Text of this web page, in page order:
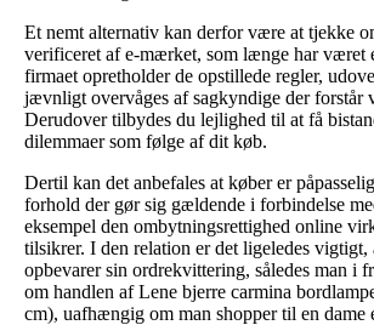
Et nemt alternativ kan derfor være at tjekke
verificeret af e-mærket, som længe har været
firmaet opretholder de opstillede regler,
jævnligt overvåges af sagkyndige der forstår
Derudover tilbydes du lejlighed til at få
dilemmaer som følge af dit køb.
Dertil kan det anbefales at køber er
forhold der gør sig gældende i forbindelse
eksempel den ombytningsrettighed online
tilsikrer. I den relation er det ligeledes vigtigt,
opbevarer sin ordrekvittering, således man i
om handlen af Lene bjerre carmina
cm), uafhængig om man shopper til en dame